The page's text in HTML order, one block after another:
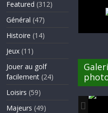
Featured (312)
Général (47)
Histoire (14)
Jeux (11)
Jouer au golf
facilement (24)
Loisirs (59)
Majeurs (49)